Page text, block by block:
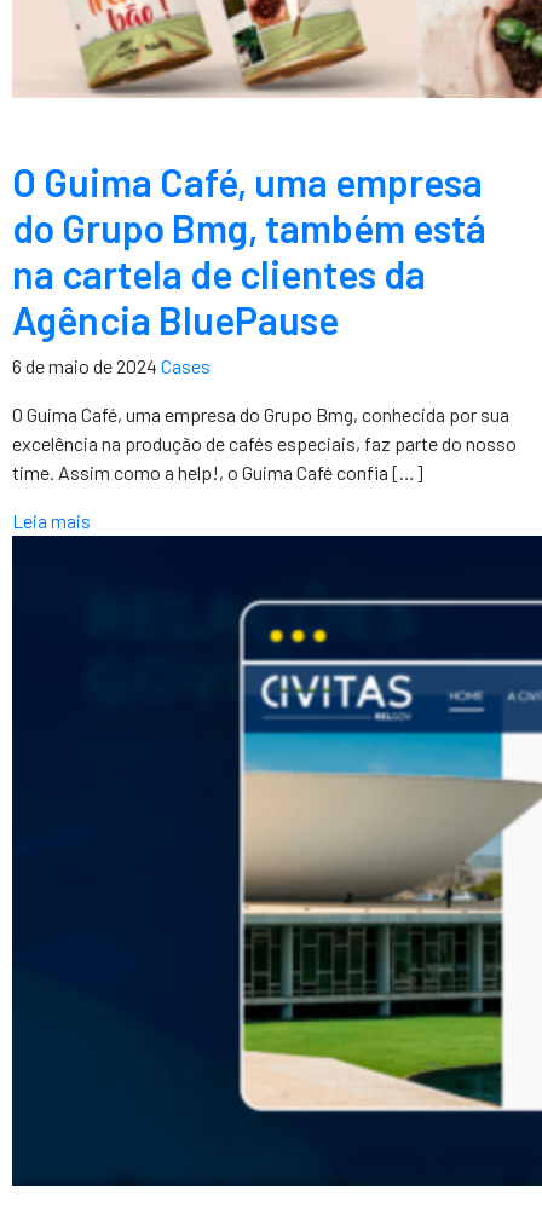
O Guima Café, uma empresa
do Grupo Bmg, também está
na cartela de clientes da
Agência BluePause
6 de maio de 2024 Cases
O Guima Café, uma empresa do Grupo Bmg, conhecida por sua
excelência na produção de cafés especiais, faz parte do nosso
time. Assim como a help!, o Guima Café confia […]
Leia mais